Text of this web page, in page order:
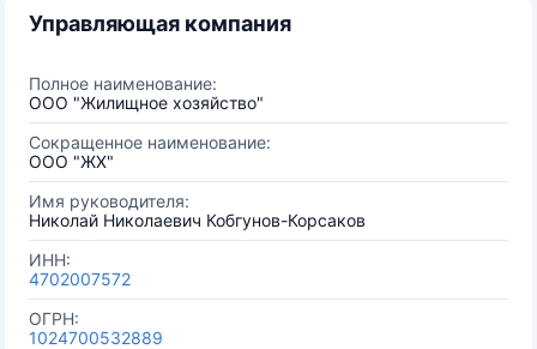
Управляющая компания
Полное наименование:
ООО "Жилищное хозяйство"
Сокращенное наименование:
ООО "ЖХ"
Имя руководителя:
Николай Николаевич Кобгунов-Корсаков
ИНН:
4702007572
ОГРН:
1024700532889